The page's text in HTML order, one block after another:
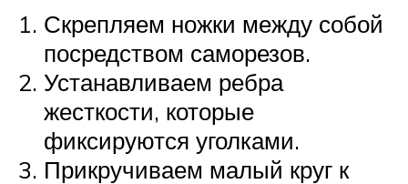
Скрепляем ножки между собой
посредством саморезов.
Устанавливаем ребра
жесткости, которые
фиксируются уголками.
Прикручиваем малый круг к